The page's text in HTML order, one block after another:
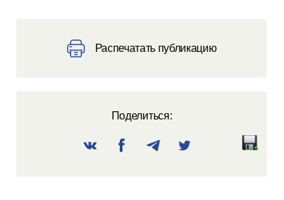
Распечатать публикацию
Поделиться: